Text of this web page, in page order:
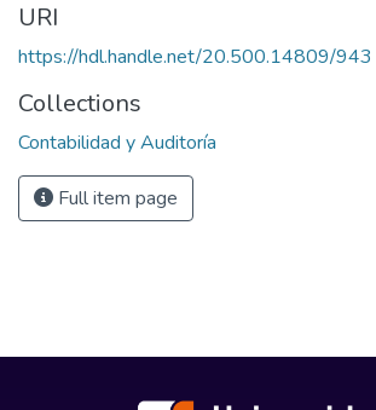
URI
https://hdl.handle.net/20.500.14809/943
Collections
Contabilidad y Auditoría
Full item page